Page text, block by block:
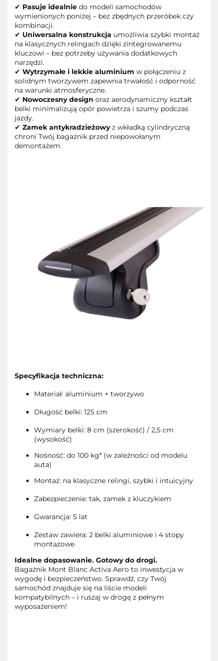
✔ Pasuje idealnie do modeli samochodów
wymienionych poniżej – bez zbędnych przeróbek czy
kombinacji.
✔ Uniwersalna konstrukcja umożliwia szybki montaż
na klasycznych relingach dzięki zintegrowanemu
kluczowi – bez potrzeby używania dodatkowych
narzędzi.
✔ Wytrzymałe i lekkie aluminium w połączeniu z
solidnym tworzywem zapewnia trwałość i odporność
na warunki atmosferyczne.
✔ Nowoczesny design oraz aerodynamiczny kształt
belki minimalizują opór powietrza i szumy podczas
jazdy.
✔ Zamek antykradzieżowyz wkładką cylindryczną
chroni Twój bagażnik przed niepowołanym
demontażem.
Specyfikacja techniczna:
Materiał: aluminium + tworzywo
Długość belki: 125 cm
Wymiary belki: 8 cm (szerokość) / 2,5 cm
(wysokość)
Nośność: do 100 kg* (w zależności od modelu
auta)
Montaż: na klasyczne relingi, szybki i intuicyjny
Zabezpieczenie: tak, zamek z kluczykiem
Gwarancja: 5 lat
Zestaw zawiera: 2 belki aluminiowe i 4 stopy
montażowe
Idealne dopasowanie. Gotowy do drogi.
Bagażnik Mont Blanc Activa Aero to inwestycja w
wygodę i bezpieczeństwo. Sprawdź, czy Twój
samochód znajduje się na liście modeli
kompatybilnych – i ruszaj w drogę z pełnym
wyposażeniem!